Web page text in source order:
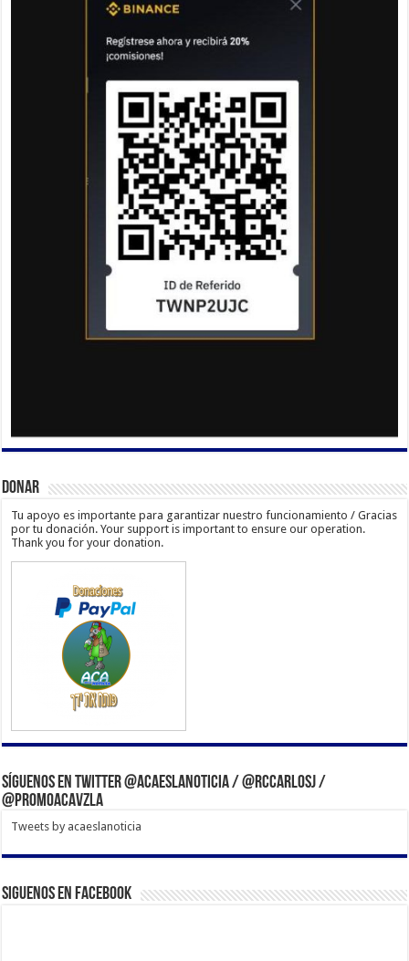
Donar
Tu apoyo es importante para garantizar nuestro funcionamiento / Gracias
por tu donación. Your support is important to ensure our operation.
Thank you for your donation.
Síguenos en Twitter @acaeslanoticia / @rccarlosj /
@PromoACAVzla
Tweets by acaeslanoticia
Siguenos en Facebook